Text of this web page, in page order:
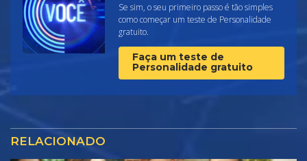
Se sim, o seu primeiro passo é tão simples
como começar um teste de Personalidade
gratuito.
Faça um teste de
Personalidade gratuito
RELACIONADO